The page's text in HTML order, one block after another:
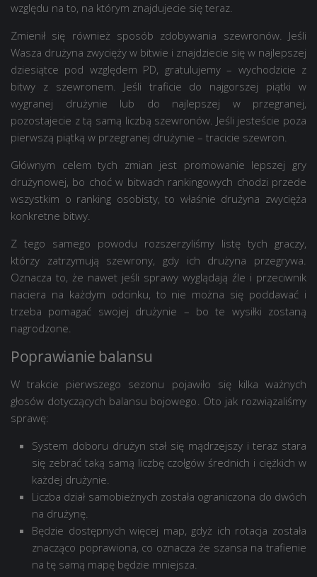
względu na to, na którym znajdujecie się teraz.
Zmienił się również sposób zdobywania szewronów. Jeśli
Wasza drużyna zwycięży w bitwie i znajdziecie się w najlepszej
dziesiątce pod względem PD, gratulujemy – wychodzicie z
bitwy z szewronem. Jeśli traficie do najgorszej piątki w
wygranej drużynie lub do najlepszej w przegranej,
pozostajecie z tą samą liczbą szewronów. Jeśli jesteście poza
pierwszą piątką w przegranej drużynie – tracicie szewron.
Głównym celem tych zmian jest promowanie lepszej gry
drużynowej, bo choć w bitwach rankingowych chodzi przede
wszystkim o ranking osobisty, to właśnie drużyna zwycięża
konkretne bitwy.
Z tego samego powodu rozszerzyliśmy listę tych graczy,
którzy zatrzymują szewrony, gdy ich drużyna przegrywa.
Oznacza to, że nawet jeśli sprawy wyglądają źle i przeciwnik
naciera na każdym odcinku, to nie można się poddawać i
trzeba pomagać swojej drużynie – bo te wysiłki zostaną
nagrodzone.
Poprawianie balansu
W trakcie pierwszego sezonu pojawiło się kilka ważnych
głosów dotyczących balansu bojowego. Oto jak rozwiązaliśmy
sprawę:
System doboru drużyn stał się mądrzejszy i teraz stara
się zebrać taką samą liczbę czołgów średnich i ciężkich w
każdej drużynie.
Liczba dział samobieżnych została ograniczona do dwóch
na drużynę.
Będzie dostępnych więcej map, gdyż ich rotacja została
znacząco poprawiona, co oznacza że szansa na trafienie
na tę samą mapę będzie mniejsza.